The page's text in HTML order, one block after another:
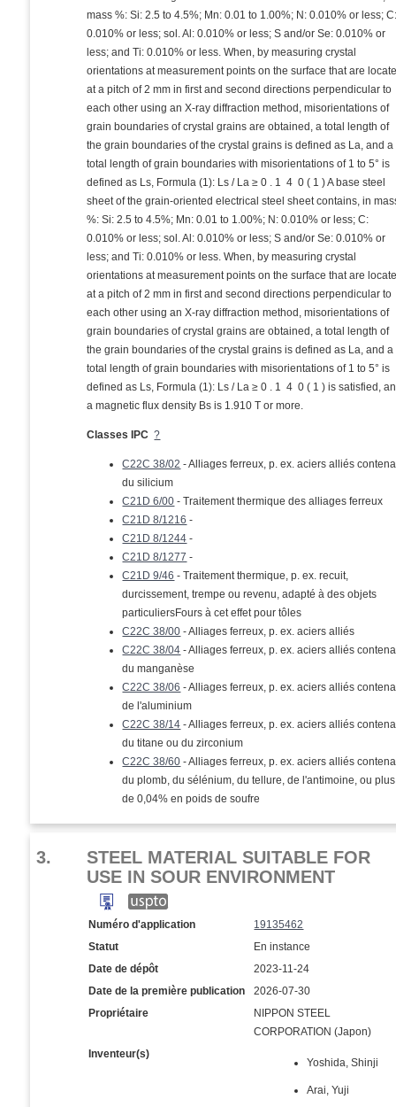
mass %: Si: 2.5 to 4.5%; Mn: 0.01 to 1.00%; N: 0.010% or less;
0.010% or less; sol. Al: 0.010% or less; S and/or Se: 0.010% or
less; and Ti: 0.010% or less. When, by measuring crystal
orientations at measurement points on the surface that are
at a pitch of 2 mm in first and second directions perpendicular to
each other using an X-ray diffraction method, misorientations of
grain boundaries of crystal grains are obtained, a total length of
the grain boundaries of the crystal grains is defined as La, and a
total length of grain boundaries with misorientations of 1 to 5° is
defined as Ls, Formula (1): Ls / La ≥ 0 . 1 ⁢ 4 ⁢ 0 ( 1 ) A base steel
sheet of the grain-oriented electrical steel sheet contains, in
%: Si: 2.5 to 4.5%; Mn: 0.01 to 1.00%; N: 0.010% or less; C:
0.010% or less; sol. Al: 0.010% or less; S and/or Se: 0.010% or
less; and Ti: 0.010% or less. When, by measuring crystal
orientations at measurement points on the surface that are
at a pitch of 2 mm in first and second directions perpendicular to
each other using an X-ray diffraction method, misorientations of
grain boundaries of crystal grains are obtained, a total length of
the grain boundaries of the crystal grains is defined as La, and a
total length of grain boundaries with misorientations of 1 to 5° is
defined as Ls, Formula (1): Ls / La ≥ 0 . 1 ⁢ 4 ⁢ 0 ( 1 ) is satisfied,
a magnetic flux density Bs is 1.910 T or more.
Classes IPC ?
C22C 38/02 - Alliages ferreux, p. ex. aciers alliés
du silicium
C21D 6/00 - Traitement thermique des alliages ferreux
C21D 8/1216 -
C21D 8/1244 -
C21D 8/1277 -
C21D 9/46 - Traitement thermique, p. ex. recuit,
durcissement, trempe ou revenu, adapté à des objets
particuliersFours à cet effet pour tôles
C22C 38/00 - Alliages ferreux, p. ex. aciers alliés
C22C 38/04 - Alliages ferreux, p. ex. aciers alliés
du manganèse
C22C 38/06 - Alliages ferreux, p. ex. aciers alliés
de l'aluminium
C22C 38/14 - Alliages ferreux, p. ex. aciers alliés
du titane ou du zirconium
C22C 38/60 - Alliages ferreux, p. ex. aciers alliés
du plomb, du sélénium, du tellure, de l'antimoine, ou plus
de 0,04% en poids de soufre
3.
STEEL MATERIAL SUITABLE FOR
USE IN SOUR ENVIRONMENT
Numéro d'application
19135462
Statut
En instance
Date de dépôt
2023-11-24
Date de la première publication
2026-07-30
Propriétaire
NIPPON STEEL
CORPORATION (Japon)
Inventeur(s)
Yoshida, Shinji
Arai, Yuji